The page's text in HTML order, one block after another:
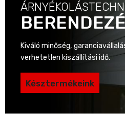
Kiváló minőség,
verhetetlen kiszállítási idő.
Késztermékeink